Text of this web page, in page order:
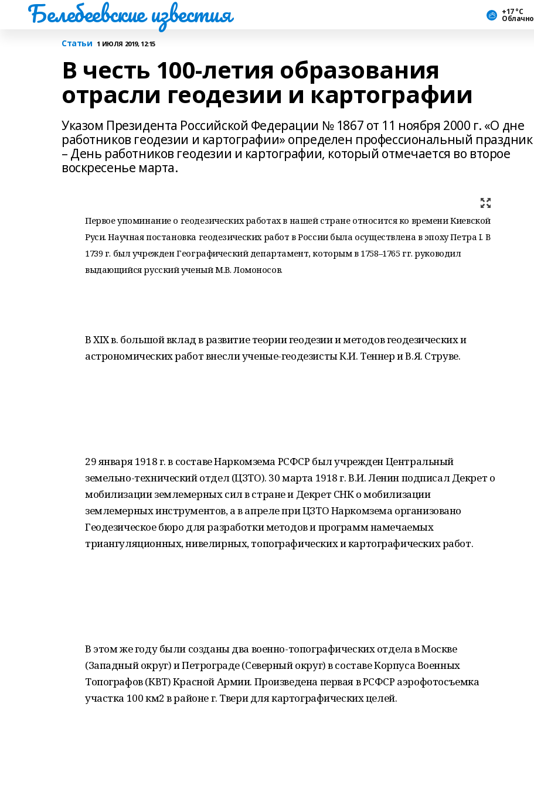
Белебеевские известия +17 °С
Облачно
Статьи 1 ИЮЛЯ 2019, 12:15
В честь 100-летия образования
отрасли геодезии и картографии
Указом Президента Российской Федерации № 1867 от 11 ноября 2000 г. «О дне
работников геодезии и картографии» определен профессиональный праздник
– День работников геодезии и картографии, который отмечается во второе
воскресенье марта.
Первое упоминание о геодезических работах в нашей стране относится ко времени Киевской
Руси. Научная постановка геодезических работ в России была осуществлена в эпоху Петра I. В
1739 г. был учрежден Географический департамент, которым в 1758–1765 гг. руководил
выдающийся русский ученый М.В. Ломоносов.
В XIX в. большой вклад в развитие теории геодезии и методов геодезических и
астрономических работ внесли ученые-геодезисты К.И. Теннер и В.Я. Струве.
29 января 1918 г. в составе Наркомзема РСФСР был учрежден Центральный
земельно-технический отдел (ЦЗТО). 30 марта 1918 г. В.И. Ленин подписал Декрет о
мобилизации землемерных сил в стране и Декрет СНК о мобилизации
землемерных инструментов, а в апреле при ЦЗТО Наркомзема организовано
Геодезическое бюро для разработки методов и программ намечаемых
триангуляционных, нивелирных, топографических и картографических работ.
В этом же году были созданы два военно-топографических отдела в Москве
(Западный округ) и Петрограде (Северный округ) в составе Корпуса Военных
Топографов (КВТ) Красной Армии. Произведена первая в РСФСР аэрофотосъемка
участка 100 км2 в районе г. Твери для картографических целей.